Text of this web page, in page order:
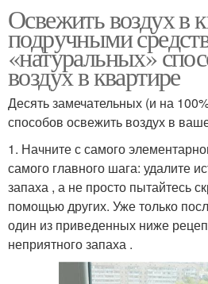
Освежить воздух в
подручными
«натуральных»
воздух в квартире
Десять замечательных (и на
способов освежить воздух в
1. Начните с самого
самого главного шага: удалите
запаха , а не просто пытайтесь
помощью других. Уже только
один из приведенных ниже
неприятного запаха .